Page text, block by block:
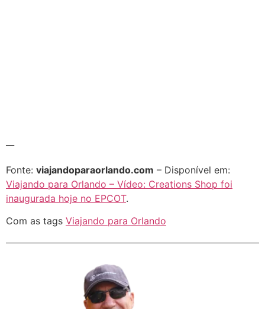
Fonte: viajandoparaorlando.com – Disponível em:
Viajando para Orlando – Vídeo: Creations Shop foi
inaugurada hoje no EPCOT.
Com as tags Viajando para Orlando